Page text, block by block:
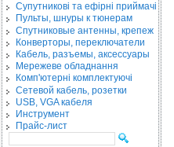
Cупутникові та ефірні приймачі
Пульты, шнуры к тюнерам
Спутниковые антенны, крепеж
Конверторы, переключатели
Кабель, разъемы, аксессуары
Мережеве обладнання
Комп'ютерні комплектуючі
Сетевой кабель, розетки
USB, VGA кабеля
Инструмент
Прайс-лист